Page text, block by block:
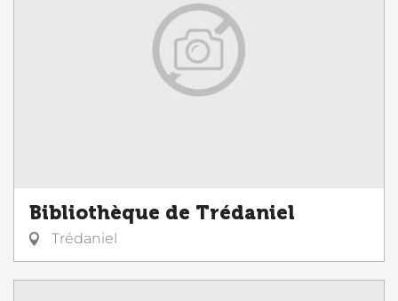
Bibliothèque de Trédaniel
Trédaniel